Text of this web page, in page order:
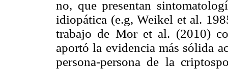
no, que presentan
idiopática (e.g, Weikel et al.
trabajo de Mor et al. (2010)
aportó la evidencia más sólida
persona-persona de la